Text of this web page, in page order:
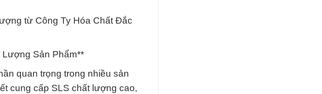
từ Công Ty Hóa Chất Đắc
Sản Phẩm**
quan trọng trong nhiều sản
cung cấp SLS chất lượng cao,